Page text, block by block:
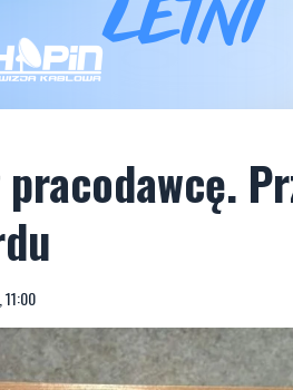
pracodawcę.